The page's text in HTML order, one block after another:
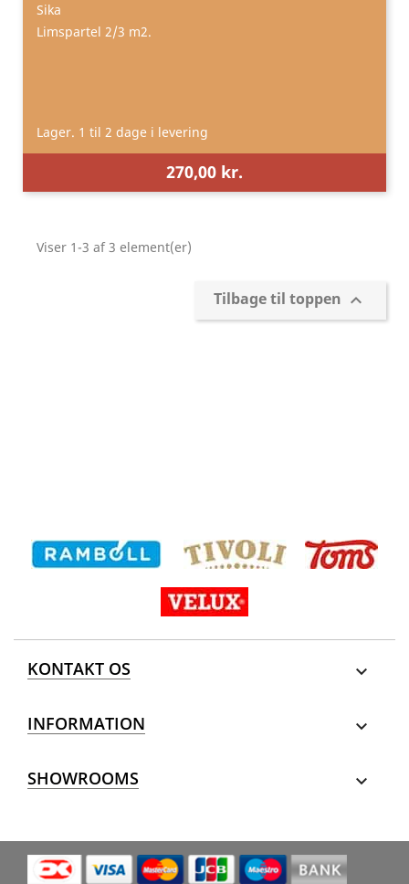
Sika
Limspartel 2/3 m2.
Lager. 1 til 2 dage i levering
270,00 kr.
Viser 1-3 af 3 element(er)
Tilbage til toppen 
KONTAKT OS 
INFORMATION 
SHOWROOMS 